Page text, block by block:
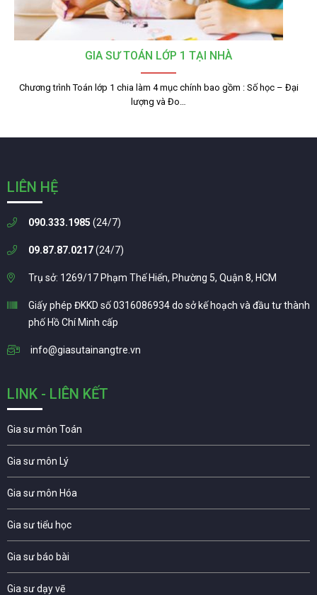
GIA SƯ TOÁN LỚP 1 TẠI NHÀ
Chương trình Toán lớp 1 chia làm 4 mục chính bao gồm : Số học – Đại
lượng và Đo…
LIÊN HỆ
090.333.1985 (24/7)
09.87.87.0217(24/7)
Trụ sở: 1269/17 Phạm Thế Hiển, Phường 5, Quận 8, HCM
Giấy phép ĐKKD số 0316086934 do sở kế hoạch và đầu tư thành
phố Hồ Chí Minh cấp
info@giasutainangtre.vn
LINK - LIÊN KẾT
Gia sư môn Toán
Gia sư môn Lý
Gia sư môn Hóa
Gia sư tiểu học
Gia sư báo bài
Gia sư dạy vẽ